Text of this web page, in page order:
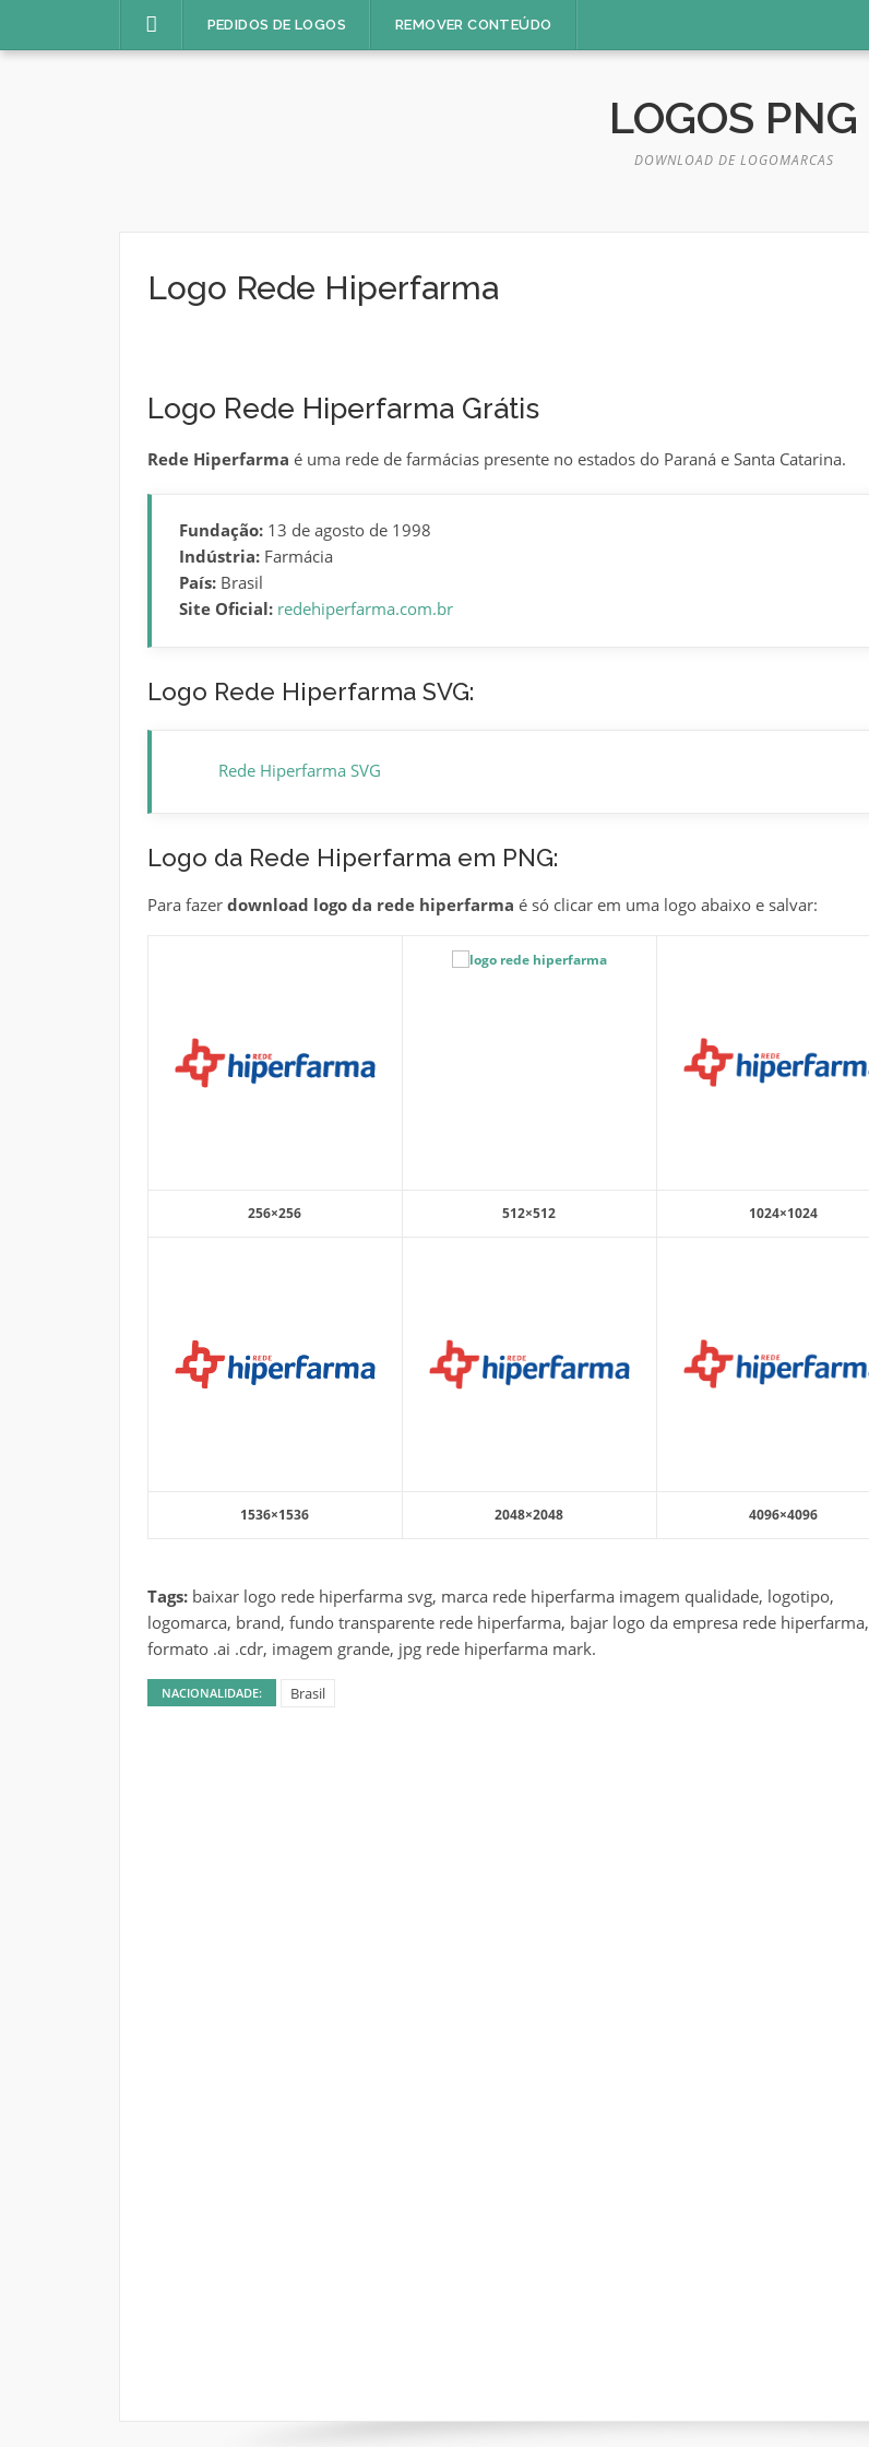
PEDIDOS DE LOGOS REMOVER CONTEÚDO
LOGOS PNG
DOWNLOAD DE LOGOMARCAS
Logo Rede Hiperfarma
Logo Rede Hiperfarma Grátis
Rede Hiperfarma é uma rede de farmácias presente no estados do Paraná e Santa Catarina.
Fundação:13 de agosto de 1998
Indústria:Farmácia
País:Brasil
Site Oficial: redehiperfarma.com.br
Logo Rede Hiperfarma SVG:
Rede Hiperfarma SVG
Logo da Rede Hiperfarma em PNG:
Para fazer download logo da rede hiperfarma é só clicar em uma logo abaixo e salvar:
256×256 512×512 1024×1024
1536×1536 2048×2048 4096×4096
Tags: baixar logo rede hiperfarma svg, marca rede hiperfarma imagem qualidade, logotipo,
logomarca, brand, fundo transparente rede hiperfarma, bajar logo da empresa rede hiperfarma,
formato .ai .cdr, imagem grande, jpg rede hiperfarma mark.
NACIONALIDADE: Brasil